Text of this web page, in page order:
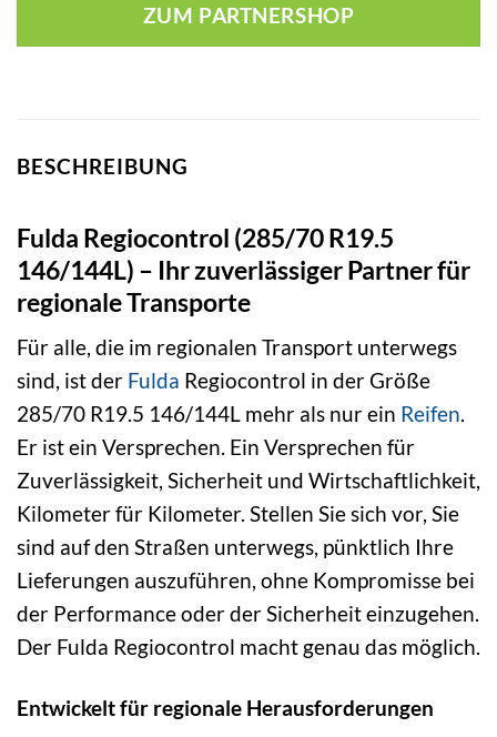
ZUM PARTNERSHOP
BESCHREIBUNG
Fulda Regiocontrol (285/70 R19.5
146/144L) – Ihr zuverlässiger Partner für
regionale Transporte
Für alle, die im regionalen Transport unterwegs
sind, ist der Fulda Regiocontrol in der Größe
285/70 R19.5 146/144L mehr als nur ein Reifen.
Er ist ein Versprechen. Ein Versprechen für
Zuverlässigkeit, Sicherheit und Wirtschaftlichkeit,
Kilometer für Kilometer. Stellen Sie sich vor, Sie
sind auf den Straßen unterwegs, pünktlich Ihre
Lieferungen auszuführen, ohne Kompromisse bei
der Performance oder der Sicherheit einzugehen.
Der Fulda Regiocontrol macht genau das möglich.
Entwickelt für regionale Herausforderungen